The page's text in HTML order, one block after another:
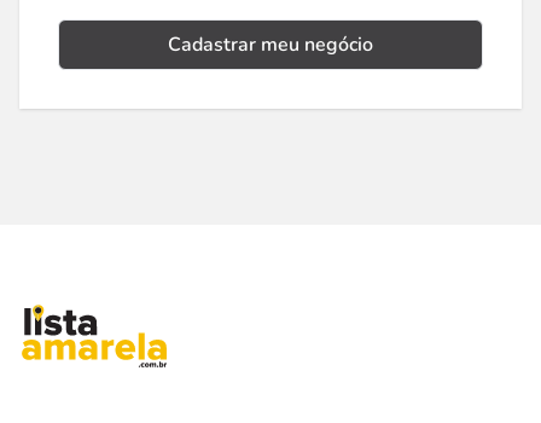
Cadastrar meu negócio